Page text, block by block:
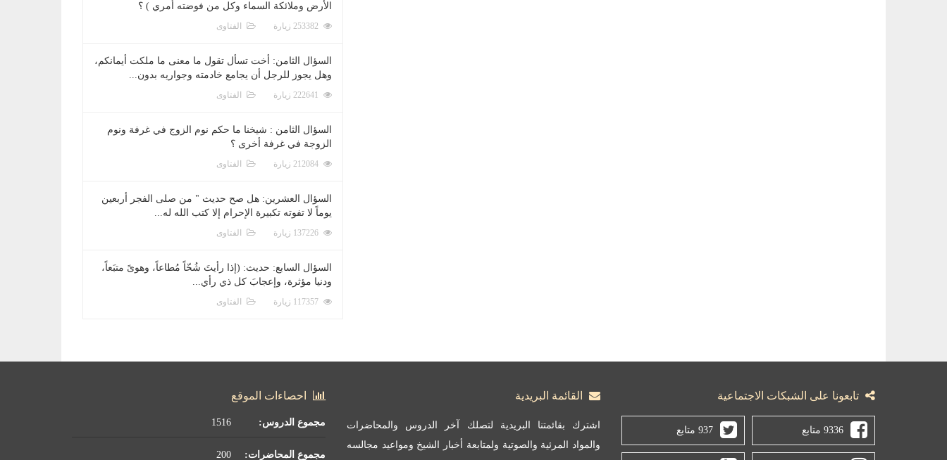
الأرض وملائكة السماء وكل من فوضته أمري ) ؟
الفتاوى
السؤال الثامن: أخت تسأل تقول ما معنى ما ملكت أيمانكم،
وهل يجوز للرجل أن يجامع خادمته وجواريه بدون...
الفتاوى
السؤال الثامن : شيخنا ما حكم نوم الزوج في غرفة ونوم
الزوجة في غرفة أخرى ؟
الفتاوى
السؤال العشرين: هل صح حديث " من صلى الفجر أربعين
يوماً لا تفوته تكبيرة الإحرام إلا كتب الله له...
الفتاوى
السؤال السابع: حديث: (إذا رأيتَ شُحّاً مُطاعاً، وهوىً متبَعاً،
ودنيا مؤثرة، وإعجابَ كل ذي رأي...
الفتاوى
تابعونا على الشبكات الاجتماعية
9336 متابع 937 متابع
القائمة البريدية
اشترك بقائمتنا البريدية لتصلك آخر الدروس والمحاضرات
والمواد المرئية والصوتية ولمتابعة أخبار الشيخ ومواعيد مجالسه
احصاءات الموقع
مجموع الدروس:
مجموع المحاضرات: